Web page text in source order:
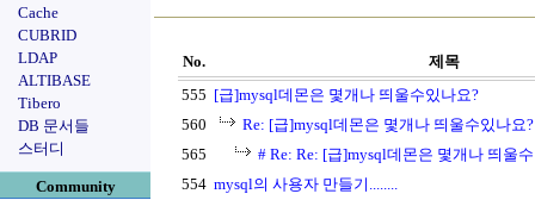
Cache
CUBRID
LDAP
ALTIBASE
Tibero
DB 문서들
스터디
Community
No.
제목
555 [급]mysql데몬은 몇개나 띄울수있나요?
560
Re: [급]mysql데몬은 몇개나 띄울수있나요?
565
# Re: Re: [급]mysql데몬은 몇개나 띄울
554 mysql의 사용자 만들기........